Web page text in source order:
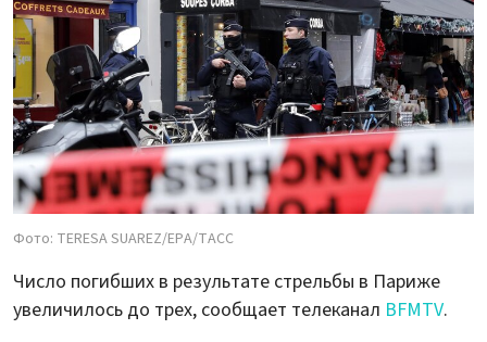
Фото: TERESA SUAREZ/EPA/ТАСС
Число погибших в результате стрельбы в Париже
увеличилось до трех, сообщает телеканал BFMTV.